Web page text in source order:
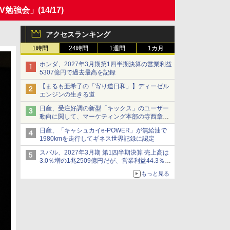
強会」 (14/17)
アクセスランキング
1時間 24時間 1週間 1カ月
ホンダ、2027年3月期第1四半期決算の営業利益
5307億円で過去最高を記録
【まるも亜希子の「寄り道日和」】ディーゼル
エンジンの生きる道
日産、受注好調の新型「キックス」のユーザー
動向に関して、マーケティング本部の寺西章氏
が解説
日産、「キャシュカイe-POWER」が無給油で
1980kmを走行してギネス世界記録に認定
スバル、2027年3月期 第1四半期決算 売上高は
3.0％増の1兆2509億円だが、営業利益44.3％減
の426億円、当期利益10.3％減の492億円で増収
もっと見る